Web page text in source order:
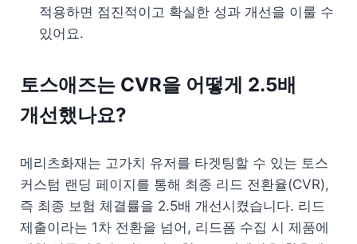
적용하면 점진적이고 확실한 성과 개선을 이룰 수
있어요.
토스애즈는 CVR을 어떻게 2.5배
개선했나요?
메리츠화재는 고가치 유저를 타겟팅할 수 있는 토스
커스텀 랜딩 페이지를 통해 최종 리드 전환율(CVR),
즉 최종 보험 체결률을 2.5배 개선시켰습니다. 리드
제출이라는 1차 전환을 넘어, 리드폼 수집 시 제품에